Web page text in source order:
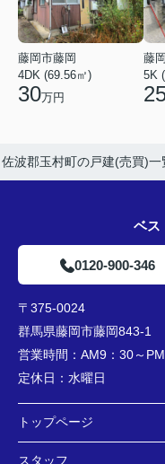
藤岡市藤岡
4DK (69.56㎡)
30万円
藤
5K
佐波郡玉村町の戸建(売買)一
ベス
0120-900-346
〒375-0024
群馬県藤岡市藤岡843-1
営業時間： AM9：30～
定休日： 水曜日
トップページ
スタッフ